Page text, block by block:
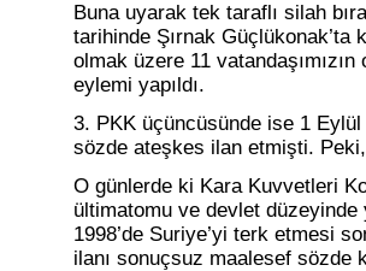
Buna uyarak tek taraflı silah
tarihinde Şırnak
olmak üzere 11
eylemi yapıldı.
3. PKK üçüncüsünde ise 1 Eylül
sözde ateşkes ilan etmişti.
O günlerde ki Kara Kuvvetleri
ültimatomu ve devlet
1998’de Suriye’yi terk etmesi
ilanı sonuçsuz maalesef sözde